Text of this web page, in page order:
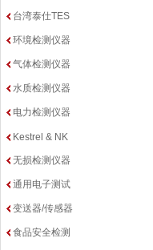
台湾泰仕TES
环境检测仪器
气体检测仪器
水质检测仪器
电力检测仪器
Kestrel & NK
无损检测仪器
通用电子测试
变送器/传感器
食品安全检测